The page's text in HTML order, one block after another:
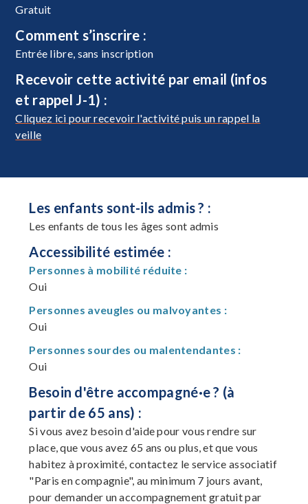
Gratuit
Comment s’inscrire :
Entrée libre, sans inscription
Recevoir cette activité par email (infos
et rappel J-1) :
Cliquez ici pour recevoir l'activité puis un rappel la
veille
Les enfants sont-ils admis ? :
Les enfants de tous les âges sont admis
Accessibilité estimée :
Personnes à mobilité réduite :
Oui
Personnes aveugles ou malvoyantes :
Oui
Personnes sourdes ou malentendantes :
Oui
Besoin d'être accompagné·e ? (à
partir de 65 ans) :
Si vous avez besoin d'aide pour vous rendre sur
place, que vous avez 65 ans ou plus, et que vous
habitez à proximité, contactez le service associatif
"Paris en compagnie", au minimum 7 jours avant,
pour demander un accompagnement gratuit par